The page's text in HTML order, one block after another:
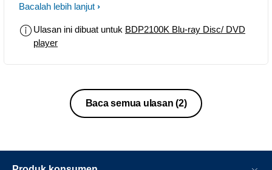
value-for-money product.
Bacalah lebih lanjut
Ulasan ini dibuat untuk BDP2100K Blu-ray Disc/ DVD
player
Baca semua ulasan(2)